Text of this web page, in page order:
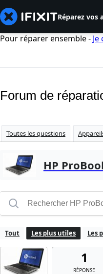
Réparez vos
Pour réparer ensemble -
Forum de
Toutes les questions
HP
Tout Les plus utiles Les
1
RÉPONSE